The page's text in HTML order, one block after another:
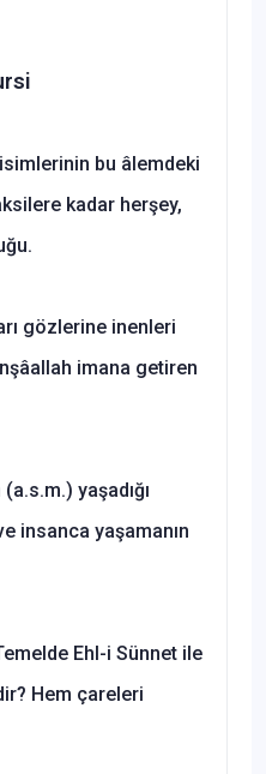
isimlerinin bu âlemdeki
kadar herşey,
gözlerine inenleri
imana getiren
yaşadığı
insanca yaşamanın
Ehl-i Sünnet ile
Hem çareleri